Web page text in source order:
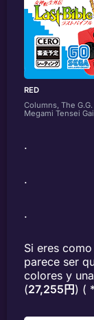
RED
Columns, The
Megami Tensei
.
.
.
Si eres
parece ser
colores y
(27,255円 ) (